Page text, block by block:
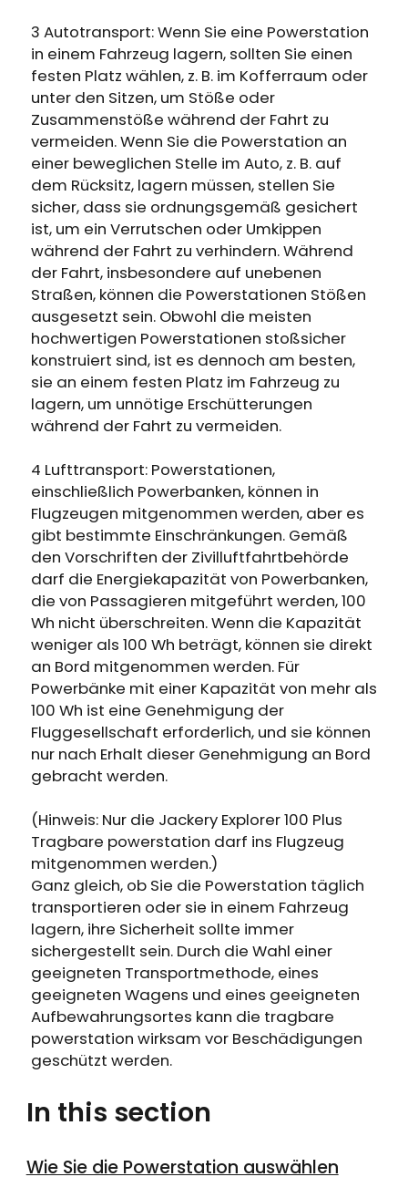
3 Autotransport: Wenn Sie eine Powerstation
in einem Fahrzeug lagern, sollten Sie einen
festen Platz wählen, z. B. im Kofferraum oder
unter den Sitzen, um Stöße oder
Zusammenstöße während der Fahrt zu
vermeiden. Wenn Sie die Powerstation an
einer beweglichen Stelle im Auto, z. B. auf
dem Rücksitz, lagern müssen, stellen Sie
sicher, dass sie ordnungsgemäß gesichert
ist, um ein Verrutschen oder Umkippen
während der Fahrt zu verhindern. Während
der Fahrt, insbesondere auf unebenen
Straßen, können die Powerstationen Stößen
ausgesetzt sein. Obwohl die meisten
hochwertigen Powerstationen stoßsicher
konstruiert sind, ist es dennoch am besten,
sie an einem festen Platz im Fahrzeug zu
lagern, um unnötige Erschütterungen
während der Fahrt zu vermeiden.
4 Lufttransport: Powerstationen,
einschließlich Powerbanken, können in
Flugzeugen mitgenommen werden, aber es
gibt bestimmte Einschränkungen. Gemäß
den Vorschriften der Zivilluftfahrtbehörde
darf die Energiekapazität von Powerbanken,
die von Passagieren mitgeführt werden, 100
Wh nicht überschreiten. Wenn die Kapazität
weniger als 100 Wh beträgt, können sie direkt
an Bord mitgenommen werden. Für
Powerbänke mit einer Kapazität von mehr als
100 Wh ist eine Genehmigung der
Fluggesellschaft erforderlich, und sie können
nur nach Erhalt dieser Genehmigung an Bord
gebracht werden.
(Hinweis: Nur die Jackery Explorer 100 Plus
Tragbare powerstation darf ins Flugzeug
mitgenommen werden.)
Ganz gleich, ob Sie die Powerstation täglich
transportieren oder sie in einem Fahrzeug
lagern, ihre Sicherheit sollte immer
sichergestellt sein. Durch die Wahl einer
geeigneten Transportmethode, eines
geeigneten Wagens und eines geeigneten
Aufbewahrungsortes kann die tragbare
powerstation wirksam vor Beschädigungen
geschützt werden.
In this section
Wie Sie die Powerstation auswählen